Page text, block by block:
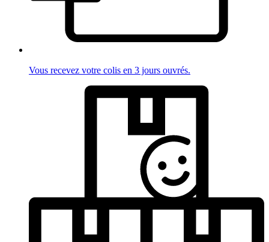
Vous recevez votre colis en 3 jours ouvrés.